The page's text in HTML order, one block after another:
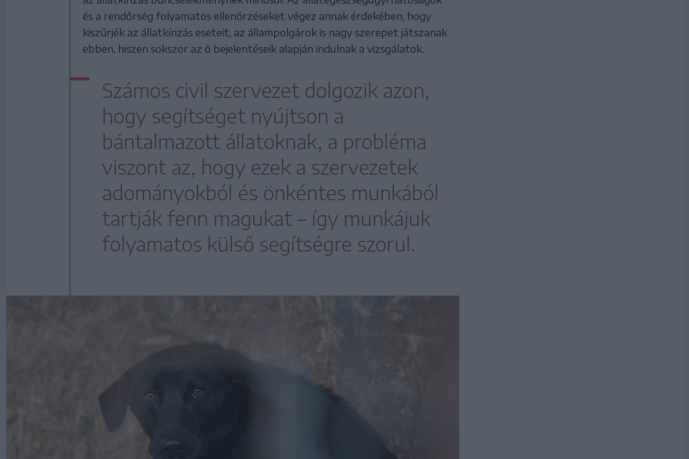
és a rendőrség folyamatos ellenőrzéseket végez annak érdekében, hogy
kiszűrjék az állatkínzás eseteit, az állampolgárok is nagy szerepet játszanak
ebben, hiszen sokszor az ő bejelentéseik alapján indulnak a vizsgálatok.
Számos civil szervezet dolgozik azon,
hogy segítséget nyújtson a
bántalmazott állatoknak, a probléma
viszont az, hogy ezek a szervezetek
adományokból és önkéntes munkából
tartják fenn magukat – így munkájuk
folyamatos külső segítségre szorul.